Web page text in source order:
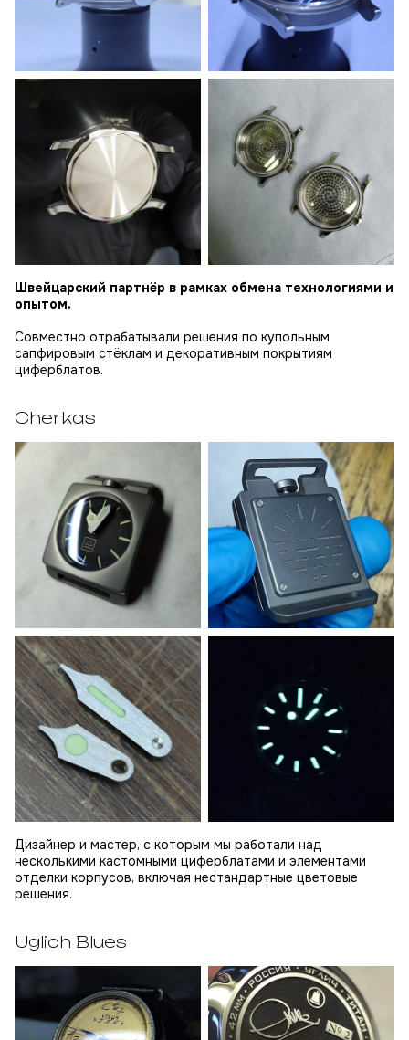
Швейцарский партнёр в рамках обмена технологиями и
опытом.
Совместно отрабатывали решения по купольным
сапфировым стёклам и декоративным покрытиям
циферблатов.
Cherkas
Дизайнер и мастер, с которым мы работали над
несколькими кастомными циферблатами и элементами
отделки корпусов, включая нестандартные цветовые
решения.
Uglich Blues